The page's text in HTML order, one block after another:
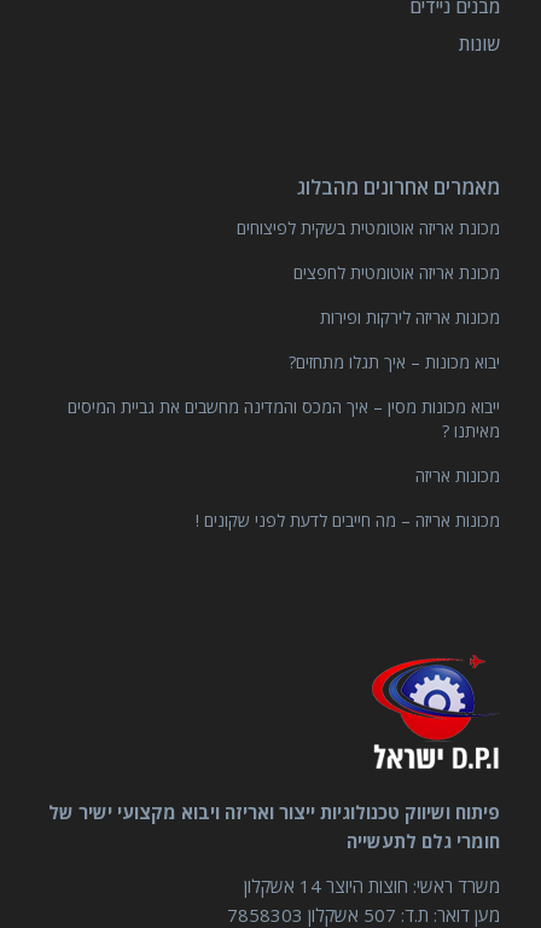
מבנים ניידים
שונות
מאמרים אחרונים מהבלוג
מכונת אריזה אוטומטית בשקית לפיצוחים
מכונת אריזה אוטומטית לחפצים
מכונות אריזה לירקות ופירות
יבוא מכונות – איך תגלו מתחזים?
ייבוא מכונות מסין – איך המכס והמדינה מחשבים את גביית המיסים
מאיתנו ?
מכונות אריזה
מכונות אריזה – מה חייבים לדעת לפני שקונים !
פיתוח ושיווק טכנולוגיות ייצור ואריזה ויבוא מקצועי ישיר של
חומרי גלם לתעשייה
משרד ראשי: חוצות היוצר 14 אשקלון
מען דואר: ת.ד: 507 אשקלון 7858303